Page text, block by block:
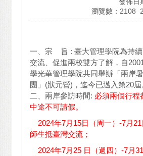
瀏覽數：2108
一、宗 旨 :臺大管理學院為持
交流、促進兩校雙方了解，自
學光華管理學院共同舉辦「兩岸
團」(狀元營)，迄今已邁入第20屆
二、兩岸參訪時間: 必須兩個行程
中途不可請假。
2024年7月15日（周一）-7月
師生抵臺灣交流；
2024年7月25 日（週四）-7月